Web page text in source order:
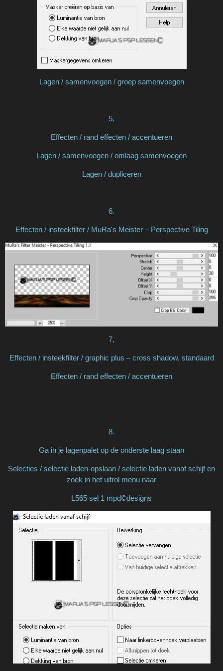
Lagen / samenvoegen / groep samenvoegen
5.
Effecten / rand effecten / accentueren
Lagen / samenvoegen / omlaag samenvoegen
Lagen / dupliceren
6.
Effecten / insteekfilter / MuRa's Meister – Perspective Tiling
7,
Effecten / insteekfilter / graphic plus – cross shadow, standaard
Effecten / rand effecten / accentueren
8.
Ga in je lagenpalet op de onderste laag staan
Selecties / selectie laden-opslaan / selectie laden vanaf schijf en
zoek in het uitrol menu naar
L565 sel 1 mpd©designs